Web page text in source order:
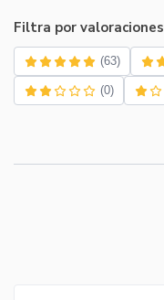
Filtra por valoraciones
(63)
(0)